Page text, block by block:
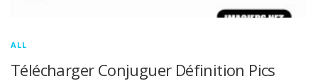
ALL
Télécharger Conjuguer Définition Pics